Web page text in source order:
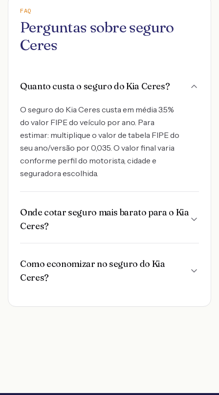
FAQ
Perguntas sobre seguro
Ceres
Quanto custa o seguro do Kia Ceres?
O seguro do Kia Ceres custa em média 3.5%
do valor FIPE do veículo por ano. Para
estimar: multiplique o valor de tabela FIPE do
seu ano/versão por 0,035. O valor final varia
conforme perfil do motorista, cidade e
seguradora escolhida.
Onde cotar seguro mais barato para o Kia
Ceres?
Como economizar no seguro do Kia
Ceres?